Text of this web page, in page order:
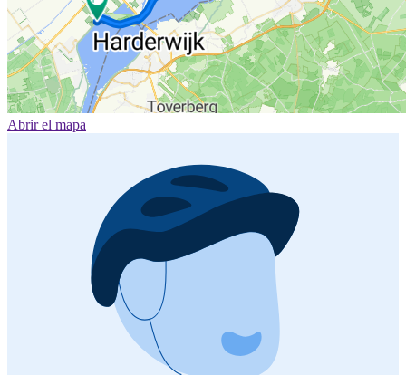
Abrir el mapa